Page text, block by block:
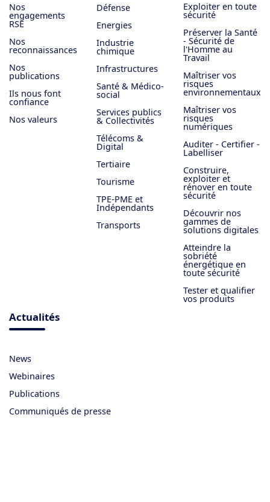
Nos
engagements
RSE
Nos
reconnaissances
Nos
publications
Ils nous font
confiance
Nos valeurs
Défense
Energies
Industrie
chimique
Infrastructures
Santé & Médico-
social
Services publics
& Collectivités
Télécoms &
Digital
Tertiaire
Tourisme
TPE-PME et
Indépendants
Transports
Exploiter en toute
sécurité
Préserver la Santé
- Sécurité de
l'Homme au
Travail
Maîtriser vos
risques
environnementaux
Maîtriser vos
risques
numériques
Auditer - Certifier -
Labelliser
Construire,
exploiter et
rénover en toute
sécurité
Découvrir nos
gammes de
solutions digitales
Atteindre la
sobriété
énergétique en
toute sécurité
Tester et qualifier
vos produits
Actualités
News
Webinaires
Publications
Communiqués de presse